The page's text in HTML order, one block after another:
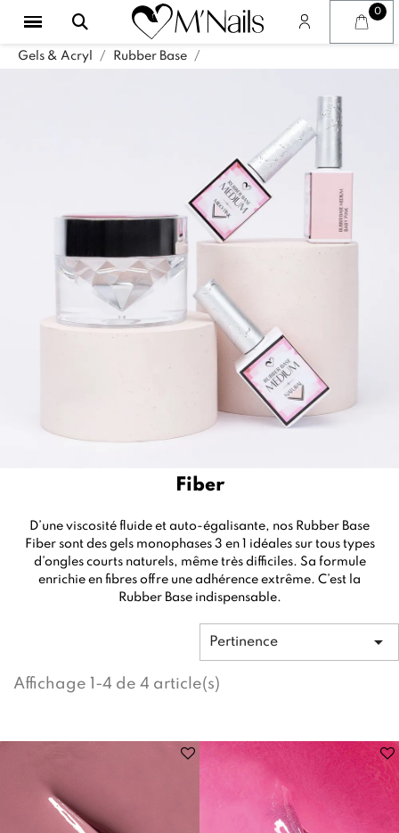
Gels & Acryl Rubber Base
Fiber
D’une viscosité fluide et auto-égalisante, nos Rubber Base
Fiber sont des gels monophases 3 en 1 idéales sur tous types
d’ongles courts naturels, même très difficiles. Sa formule
enrichie en fibres offre une adhérence extrême. C’est la
Rubber Base indispensable.
Pertinence 
Affichage 1-4 de 4 article(s)